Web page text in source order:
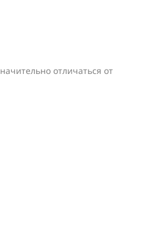
отличаться от